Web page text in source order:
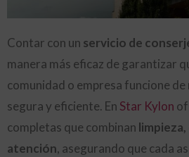
Contar con un servicio de
manera más eficaz de garantizar
comunidad o empresa funcione
segura y eficiente. En Star Kylon
completas que combinan
atención, asegurando que cada